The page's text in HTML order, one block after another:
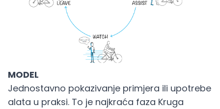
MODEL
Jednostavno pokazivanje primjera ili upotrebe
alata u praksi. To je najkraća faza Kruga